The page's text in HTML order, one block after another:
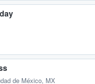
de México, MX